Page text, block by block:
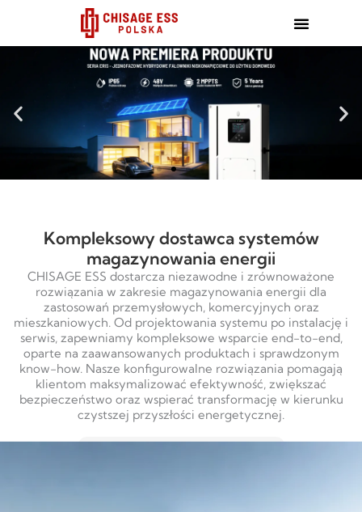
Kompleksowy dostawca systemów
magazynowania energii
CHISAGE ESS dostarcza niezawodne i zrównoważone
rozwiązania w zakresie magazynowania energii dla
zastosowań przemysłowych, komercyjnych oraz
mieszkaniowych. Od projektowania systemu po instalację i
serwis, zapewniamy kompleksowe wsparcie end-to-end,
oparte na zaawansowanych produktach i sprawdzonym
know-how. Nasze konfigurowalne rozwiązania pomagają
klientom maksymalizować efektywność, zwiększać
bezpieczeństwo oraz wspierać transformację w kierunku
czystszej przyszłości energetycznej.